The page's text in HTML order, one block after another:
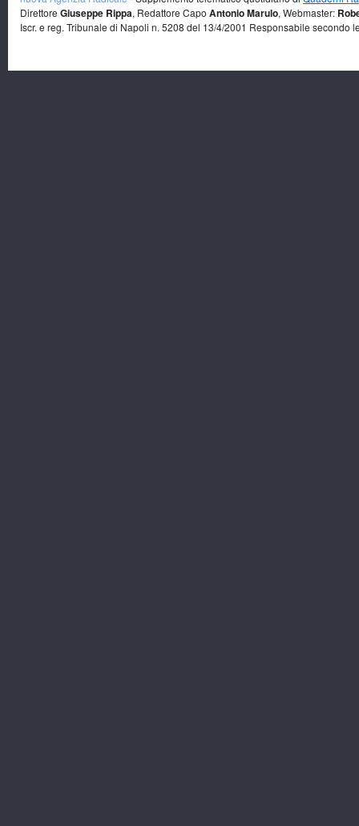
Direttore Giuseppe Rippa, Redattore Capo Antonio Marulo, Webmaster:
Iscr. e reg. Tribunale di Napoli n. 5208 del 13/4/2001 Responsabile secondo